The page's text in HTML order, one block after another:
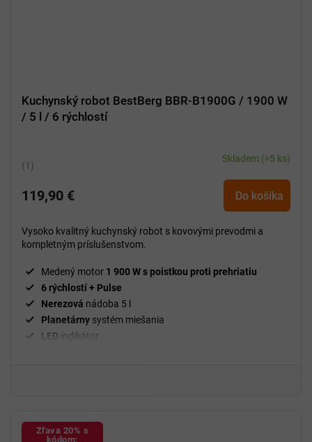
Kuchynský robot BestBerg BBR-B1900G / 1900 W
/ 5 l / 6 rýchlostí
Priemerné
produktu
5,0
z
hviezdičiek.
Skladem (>5 ks)
119,90 € Do košíka
Vysoko kvalitný kuchynský robot s kovovými prevodmi a
kompletným príslušenstvom.
Medený motor 1 900 W s poistkou proti prehriatiu
6 rýchlostí + Pulse
Nerezová nádoba 5 l
Planetárny systém miešania
LED indikátor
Zľava 20% s
kódom: